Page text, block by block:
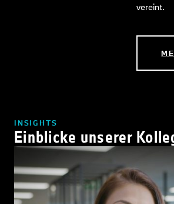
vereint.
INSIGHTS
Einblicke unserer